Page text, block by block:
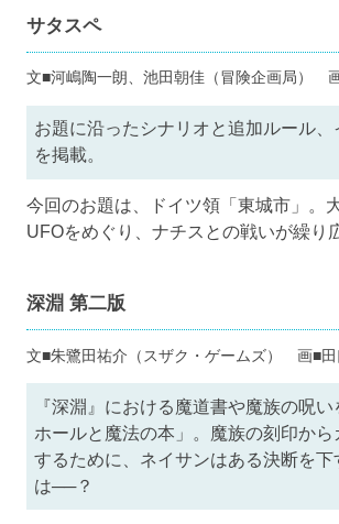
サタスペ
文■河嶋陶一朗、池田朝佳（冒険企画局）
お題に沿ったシナリオと追加ルール、
を掲載。
今回のお題は、ドイツ領「東城市」。
UFOをめぐり、ナチスとの戦いが繰り
深淵 第二版
文■朱鷺田祐介（スザク・ゲームズ） 画■田
『深淵』における魔道書や魔族の呪
ホールと魔法の本」。魔族の刻印か
するために、ネイサンはある決断を下
は──？